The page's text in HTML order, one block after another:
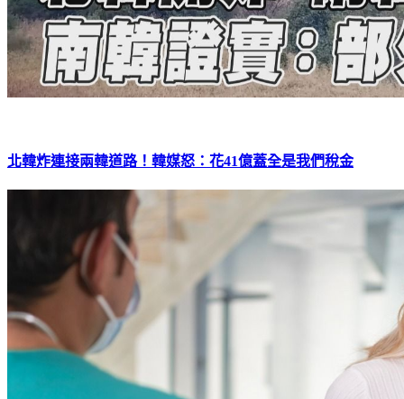
北韓炸連接兩韓道路！韓媒怒：花41億蓋全是我們稅金